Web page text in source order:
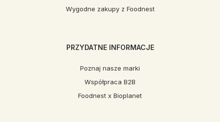
Wygodne zakupy z Foodnest
PRZYDATNE INFORMACJE
Poznaj nasze marki
Współpraca B2B
Foodnest x Bioplanet